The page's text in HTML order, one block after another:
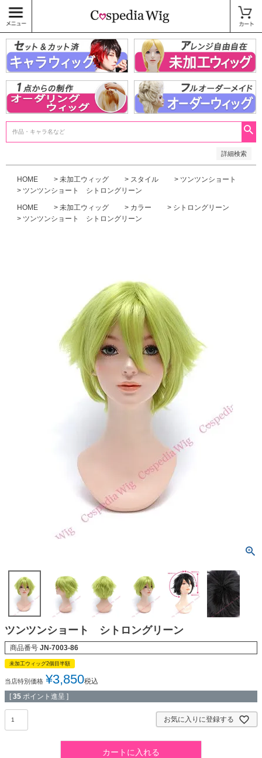
詳細検索
〜
商品タグ
キャラウィッグ
未加工ウィッグ
ベースウィッグ
衣装
SALE中
HOME 未加工ウィッグ スタイル
ツンツンショート
ツンツンショート シトロングリーン
HOME 未加工ウィッグ カラー
シトロングリーン
ツンツンショート シトロングリーン
ツンツンショート シトロングリーン
商品番号 JN-7003-86
未加工ウィッグ2個目半額
当店特別価格 ¥3,850税込
[ 35 ポイント進呈 ]
お気に入りに登録する
カートに入れる